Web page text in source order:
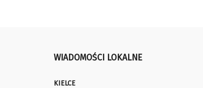
WIADOMOŚCI LOKALNE
KIELCE